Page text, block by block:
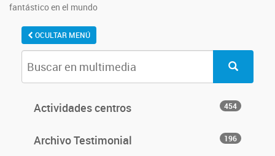
fantástico en el mundo
OCULTAR MENÚ
Actividades centros 454
Archivo Testimonial 196